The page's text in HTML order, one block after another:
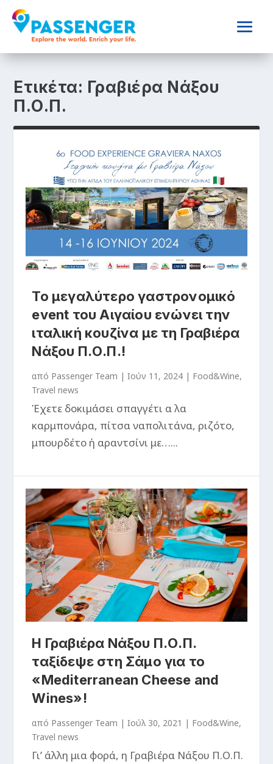
Ετικέτα: Γραβιέρα Νάξου
Π.Ο.Π.
Το μεγαλύτερο γαστρονομικό
event του Αιγαίου ενώνει την
ιταλική κουζίνα με τη Γραβιέρα
Νάξου Π.Ο.Π.!
από Passenger Team |Ιούν 11, 2024 | Food&Wine,
Travel news
Έχετε δοκιμάσει σπαγγέτι α λα
καρμπονάρα, πίτσα ναπολιτάνα, ριζότο,
μπουρδέτο ή αραντσίνι με…...
Η Γραβιέρα Νάξου Π.Ο.Π.
ταξίδεψε στη Σάμο για το
«Mediterranean Cheese and
Wines»!
από Passenger Team |Ιούλ 30, 2021 | Food&Wine,
Travel news
Γι’ άλλη μια φορά, η Γραβιέρα Νάξου Π.Ο.Π.